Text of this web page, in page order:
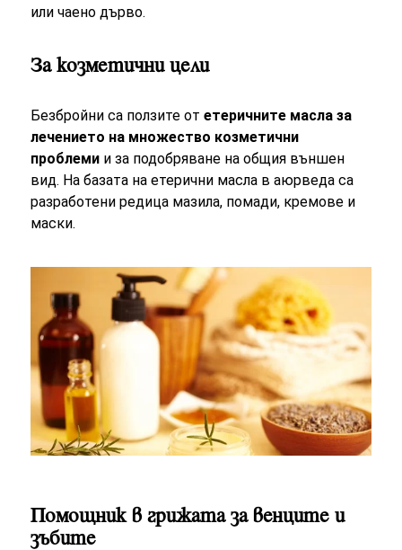
или чаено дърво.
За козметични цели
Безбройни са ползите отетеричните масла за
лечението на множество козметични
проблеми и за подобряване на общия външен
вид. На базата на етерични масла в аюрведа са
разработени редица мазила, помади, кремове и
маски.
Помощник в грижата за венците и
зъбите